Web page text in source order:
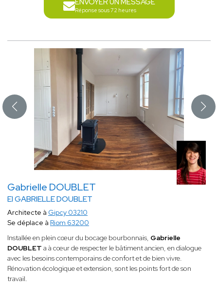
ENVOYER UN MESSAGE
Réponse sous 72 heures
Gabrielle DOUBLET
EI GABRIELLE DOUBLET
Architecte à Gipcy 03210
Se déplace à Riom 63200
Installée en plein cœur du bocage bourbonnais, Gabrielle
DOUBLET a à cœur de respecter le bâtiment ancien, en dialogue
avec les besoins contemporains de confort et de bien vivre.
Rénovation écologique et extension, sont les points fort de son
travail.